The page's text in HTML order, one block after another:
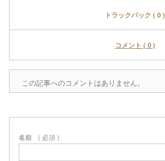
トラックバック ( 0 )
コメント ( 0 )
この記事へのコメントはありません。
名前 ( 必須 )